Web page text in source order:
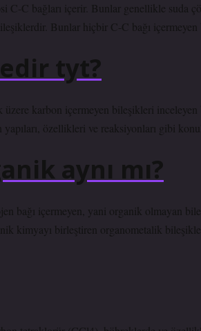
C-C bağları içerir. Bunlar genellikle suda
Bunlar hiçbir C-C bağı içermeyen
tyt?
karbon içermeyen bileşikleri inceleyen
özellikleri ve reaksiyonları gibi
aynı mı?
bağı içermeyen, yani organik olmayan
kimyayı birleştiren organometalik